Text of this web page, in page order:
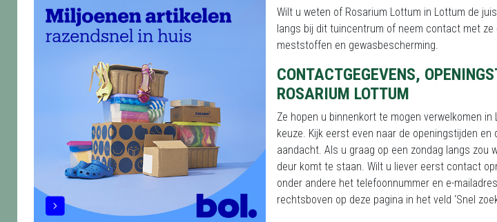
Wilt u weten of Rosarium Lottum in Lottum de
langs bij dit tuincentrum of neem contact met
meststoffen en gewasbescherming.
CONTACTGEGEVENS,
ROSARIUM LOTTUM
Ze hopen u binnenkort te mogen verwelkomen
keuze. Kijk eerst even naar de openingstijden
aandacht. Als u graag op een zondag langs zou
deur komt te staan. Wilt u liever eerst contact
onder andere het telefoonnummer en e-
rechtsboven op deze pagina in het veld ‘Snel